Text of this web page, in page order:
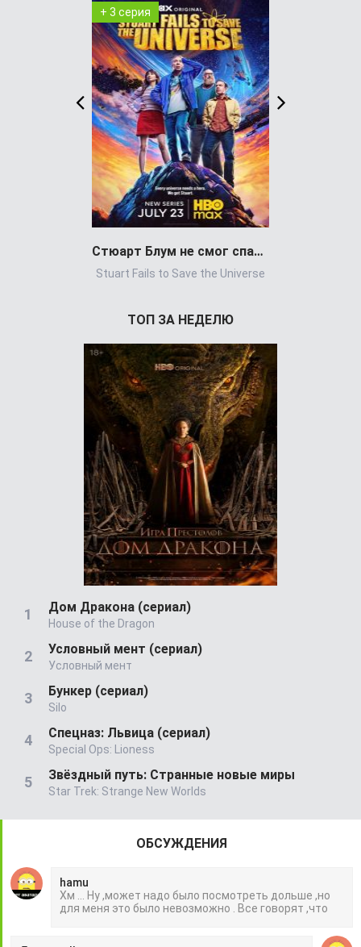
+ 3 серия
Стюарт Блум не смог спасти вселенную
Stuart Fails to Save the Universe
ТОП ЗА НЕДЕЛЮ
Дом Дракона (сериал)
House of the Dragon
Условный мент (сериал)
Условный мент
Бункер (сериал)
Silo
Спецназ: Львица (сериал)
Special Ops: Lioness
Звёздный путь: Странные новые миры
Star Trek: Strange New Worlds
ОБСУЖДЕНИЯ
hamu
Хм ... Ну ,может надо было посмотреть дольше ,но
для меня это было невозможно . Все говорят ,что